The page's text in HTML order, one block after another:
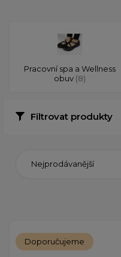
Pracovní spa a Wellness
obuv (8)
Filtrovat produkty
Nejprodávanější
Doporučujeme